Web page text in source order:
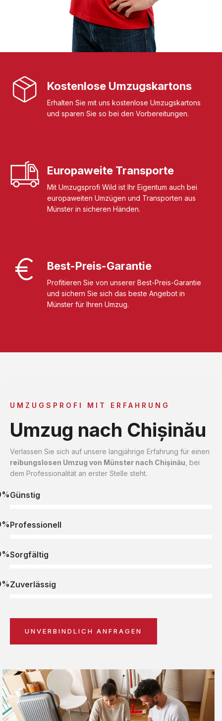
Kostenlose Umzugskartons
Erhalten Sie mit uns kostenlose Umzugskartons
und sparen Sie so bei den Vorbereitungen.
Europaweite Transporte
Mit Umzugsprofi Wild ist Ihr Eigentum auch bei
europaweiten Umzügen und Transporten aus
Münster in sicheren Händen.
Best-Preis-Garantie
Profitieren Sie von unserer Best-Preis-Garantie
und sichern Sie sich das beste Angebot in
Münster für Ihren Umzug.
UMZUGSPROFI MIT ERFAHRUNG
Umzug nach Chișinău
Verlassen Sie sich auf unsere langjährige Erfahrung für einen
reibungslosen Umzug von Münster nach Chișinău , bei
dem Professionalität an erster Stelle steht.
Günstig
Professionell
Sorgfältig
Zuverlässig
UNVERBINDLICH ANFRAGEN